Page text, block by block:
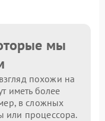
мы
похожи на
иметь более
в сложных
или процессора.